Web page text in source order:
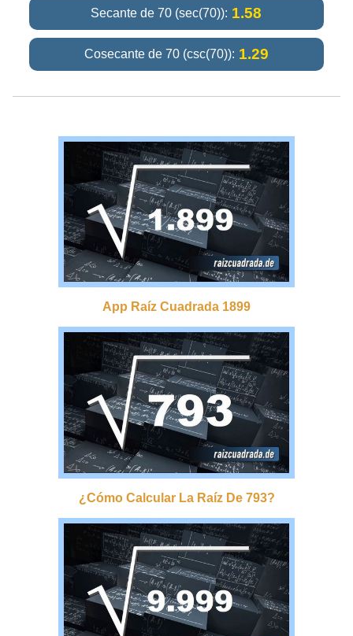
Secante de 70 (sec(70)): 1.58
Cosecante de 70 (csc(70)): 1.29
App Raíz Cuadrada 1899
¿cómo Calcular La Raíz De 793?